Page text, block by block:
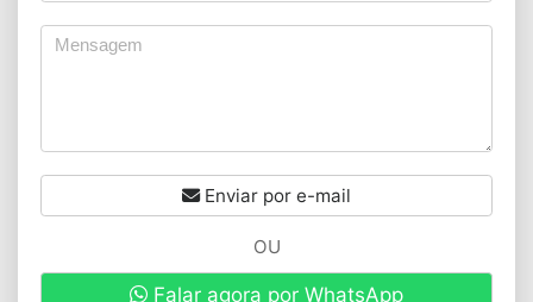
Enviar por e-mail
OU
Falar agora por WhatsApp